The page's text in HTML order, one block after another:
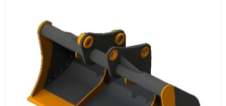
подтвердить заявку, уточнить детали, рассчитать
стоимость поставки и предложить удобный вариант
доставки.
Также вы можете заказать оборудование и
инструменты по номеру телефона в шапке сайта
или через онлайн-форму запроса обратного звонка.